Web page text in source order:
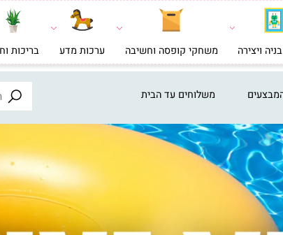
משלוחים עד הבית
משחקי קופסה וחשיבה ערכות מדע בריכות וחצר